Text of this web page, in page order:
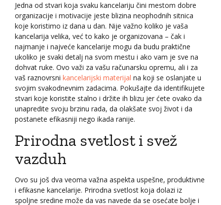
Jedna od stvari koja svaku kancelariju čini mestom dobre
organizacije i motivacije jeste blizina neophodnih sitnica
koje koristimo iz dana u dan. Nije važno koliko je vaša
kancelarija velika, već to kako je organizovana – čak i
najmanje i najveće kancelarije mogu da budu praktične
ukoliko je svaki detalj na svom mestu i ako vam je sve na
dohvat ruke. Ovo važi za vašu računarsku opremu, ali i za
vaš raznovrsni kancelarijski materijal na koji se oslanjate u
svojim svakodnevnim zadacima. Pokušajte da identifikujete
stvari koje koristite stalno i držite ih blizu jer ćete ovako da
unapredite svoju brzinu rada, da olakšate svoj život i da
postanete efikasniji nego ikada ranije.
Prirodna svetlost i svež
vazduh
Ovo su još dva veoma važna aspekta uspešne, produktivne
i efikasne kancelarije. Prirodna svetlost koja dolazi iz
spoljne sredine može da vas navede da se osećate bolje i